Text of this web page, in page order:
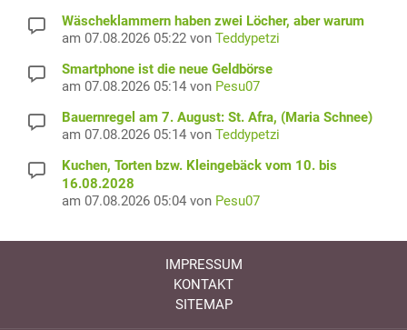
Wäscheklammern haben zwei Löcher, aber warum
am 07.08.2026 05:22 von Teddypetzi
Smartphone ist die neue Geldbörse
am 07.08.2026 05:14 von Pesu07
Bauernregel am 7. August: St. Afra, (Maria Schnee)
am 07.08.2026 05:14 von Teddypetzi
Kuchen, Torten bzw. Kleingebäck vom 10. bis
16.08.2028
am 07.08.2026 05:04 von Pesu07
IMPRESSUM
KONTAKT
SITEMAP